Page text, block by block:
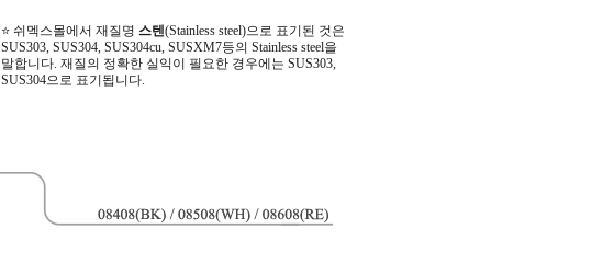
⭐ 쉬멕스몰에서 재질명 스텐(Stainless steel)으로 표기된 것은
SUS303, SUS304, SUS304cu, SUSXM7등의 Stainless steel을
말합니다. 재질의 정확한 실익이 필요한 경우에는 SUS303,
SUS304으로 표기됩니다.